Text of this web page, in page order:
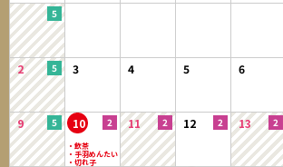
2 3 4 5 6
9 10 11 12 13